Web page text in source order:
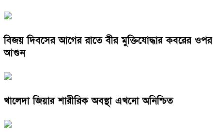
বিজয় দিবসের আগের রাতে বীর মুক্তিযোদ্ধার কবরের ওপর
আগুন
খালেদা জিয়ার শারীরিক অবস্থা এখনো অনিশ্চিত